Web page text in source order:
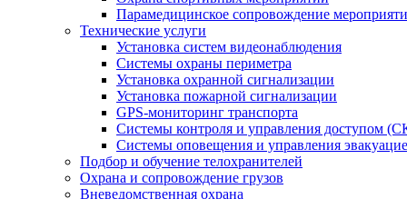
Парамедицинское сопровождение
Технические услуги
Установка систем видеонаблюдения
Системы охраны периметра
Установка охранной сигнализации
Установка пожарной сигнализации
GPS-мониторинг транспорта
Системы контроля и управления доступом
Системы оповещения и управления
Подбор и обучение телохранителей
Охрана и сопровождение грузов
Вневедомственная охрана